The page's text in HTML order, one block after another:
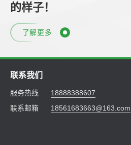
的样子！
了解更多
联系我们
服务热线
18888388607
联系邮箱
18561683663@163.com